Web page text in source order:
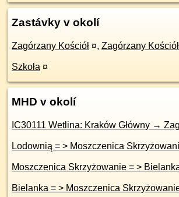
Zastávky v okolí
Zagórzany Kościół ¤, Zagórzany Kościół
Szkoła ¤
MHD v okolí
IC30111 Wetlina: Kraków Główny →
Lodownią = > Moszczenica
Moszczenica Skrzyżowanie = >
Bielanka = > Moszczenica